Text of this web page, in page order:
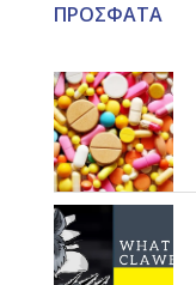
ΠΡΟΣΦΑΤΑ